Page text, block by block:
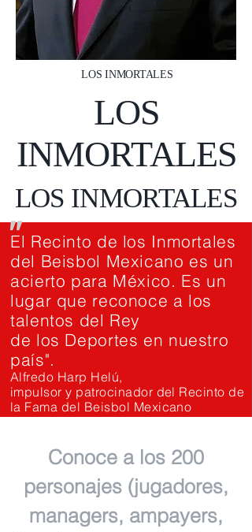
LOS INMORTALES
LOS
INMORTALES
LOS INMORTALES
El Recinto de los Inmortales
del Beisbol Mexicano es un
acierto para México. Es un
lugar que reconoce a los
talentos del Rey
de los Deportes en nuestro
país".
Alfredo Harp Helú,
impulsor y patrocinador del Recinto de
la Fama del Beisbol Mexicano
"
Conoce a los 200
personajes (jugadores,
managers, ampayers,